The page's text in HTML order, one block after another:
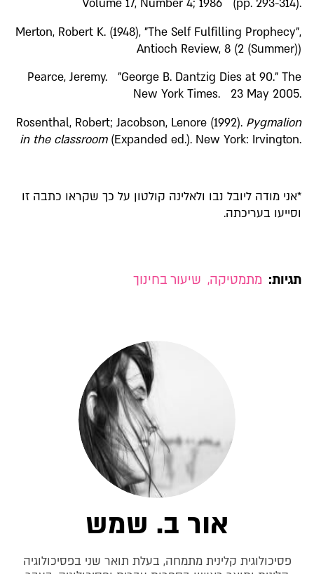
Volume 17, Number 4; 1986 (pp. 293-314).
Merton, Robert K. (1948), "The Self Fulfilling Prophecy",
Antioch Review, 8 (2 (Summer))
Pearce, Jeremy. "George B. Dantzig Dies at 90." The
New York Times. 23 May 2005.
Rosenthal, Robert; Jacobson, Lenore (1992). Pygmalion
in the classroom(Expanded ed.). New York: Irvington.
*אני מודה ליובל נבו ולאלינה קולטון על כך שקראו כתבה זו
וסייעו בעריכתה.
תגיות: מתמטיקה, שיעור בחינוך
אור ב. שמש
פסיכולוגית קלינית מתמחה, בעלת תואר שני בפסיכולוגיה